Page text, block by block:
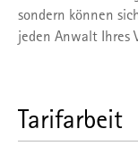
sondern können
jeden Anwalt Ihres
Tarifarbeit